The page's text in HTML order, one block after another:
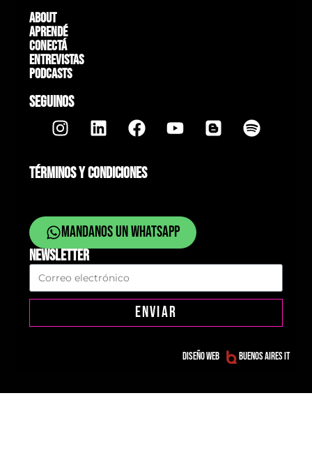
About
Aprendé
Conectá
Entrevistas
Podcasts
SEGUINOS
TÉRMINOS Y CONDICIONES
Mandanos un whatsapp
NEWSLETTER
ENVIAR
Diseño web Buenos Aires IT